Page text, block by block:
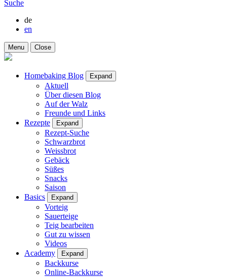
Suche
de
en
Menu Close
Homebaking Blog Expand
Aktuell
Über diesen Blog
Auf der Walz
Freunde und Links
Rezepte
Expand
Rezept-Suche
Schwarzbrot
Weissbrot
Gebäck
Süßes
Snacks
Saison
Basics
Expand
Vorteig
Sauerteige
Teig bearbeiten
Gut zu wissen
Videos
Academy
Expand
Backkurse
Online-Backkurse